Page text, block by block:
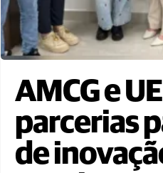
AMCG e
parcerias
de